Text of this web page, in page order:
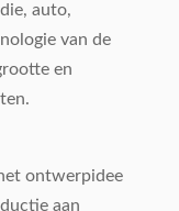
auto,
van de
en
ontwerpidee
aan